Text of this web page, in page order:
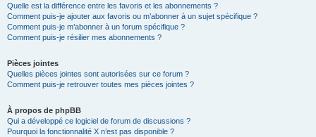
Quelle est la différence entre les favoris et les abonnements ?
Comment puis-je ajouter aux favoris ou m’abonner à un sujet spécifique ?
Comment puis-je m’abonner à un forum spécifique ?
Comment puis-je résilier mes abonnements ?
Pièces jointes
Quelles pièces jointes sont autorisées sur ce forum ?
Comment puis-je retrouver toutes mes pièces jointes ?
À propos de phpBB
Qui a développé ce logiciel de forum de discussions ?
Pourquoi la fonctionnalité X n’est pas disponible ?